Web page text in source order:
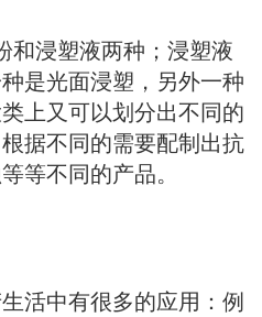
浸塑液两种；浸塑液
是光面浸塑，另外一种
上又可以划分出不同的
据不同的需要配制出抗
等不同的产品。
中有很多的应用：例